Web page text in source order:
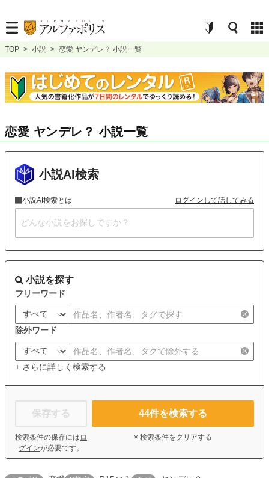
TOP > 小説 > 恋愛 ヤンデレ？ 小説一覧
恋愛 ヤンデレ？ 小説一覧
小説AI検索
小説AI検索とは ログインして話してみる
小説を探す
フリーワード
除外ワード
+ さらに詳しく検索する
保存する
検索条件の保存には ロ
グインが必要です。
44件を検索する
× 検索条件をクリアする